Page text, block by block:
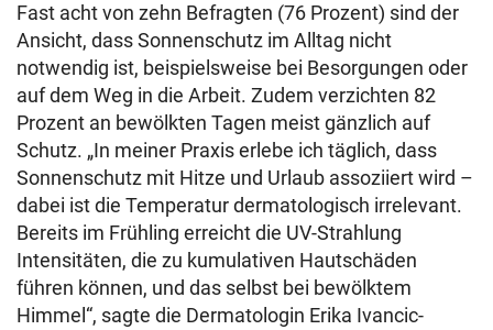
Fast acht von zehn Befragten (76 Prozent) sind der
Ansicht, dass Sonnenschutz im Alltag nicht
notwendig ist, beispielsweise bei Besorgungen oder
auf dem Weg in die Arbeit. Zudem verzichten 82
Prozent an bewölkten Tagen meist gänzlich auf
Schutz. „In meiner Praxis erlebe ich täglich, dass
Sonnenschutz mit Hitze und Urlaub assoziiert wird –
dabei ist die Temperatur dermatologisch irrelevant.
Bereits im Frühling erreicht die UV-Strahlung
Intensitäten, die zu kumulativen Hautschäden
führen können, und das selbst bei bewölktem
Himmel“, sagte die Dermatologin Erika Ivancic-